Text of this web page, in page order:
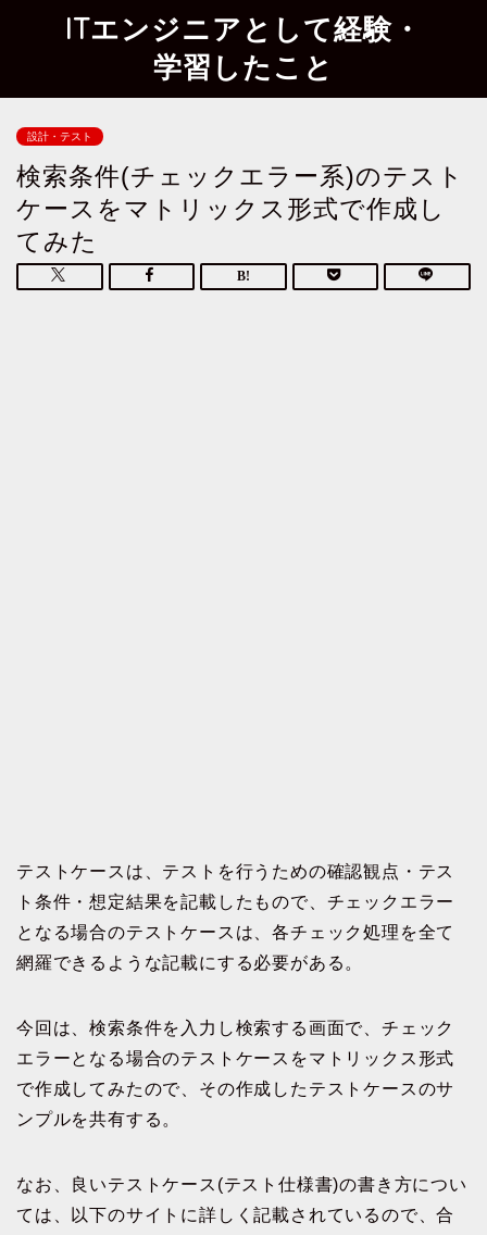
ITエンジニアとして経験・
学習したこと
設計・テスト
検索条件(チェックエラー系)のテスト
ケースをマトリックス形式で作成し
てみた
テストケースは、テストを行うための確認観点・テス
ト条件・想定結果を記載したもので、チェックエラー
となる場合のテストケースは、各チェック処理を全て
網羅できるような記載にする必要がある。
今回は、検索条件を入力し検索する画面で、チェック
エラーとなる場合のテストケースをマトリックス形式
で作成してみたので、その作成したテストケースのサ
ンプルを共有する。
なお、良いテストケース(テスト仕様書)の書き方につい
ては、以下のサイトに詳しく記載されているので、合